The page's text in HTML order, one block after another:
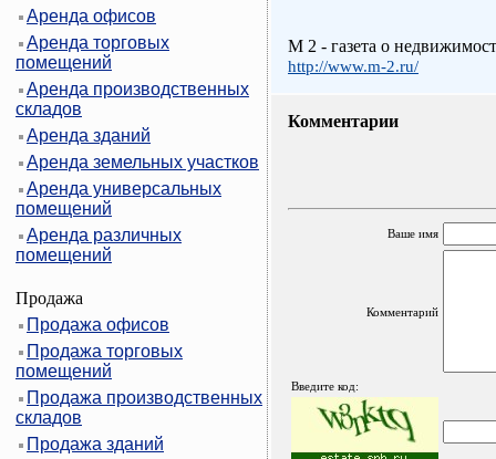
Аренда офисов
Аренда торговых
помещений
Аренда производственных
складов
Аренда зданий
Аренда земельных участков
Аренда универсальных
помещений
Аренда различных
помещений
Продажа
Продажа офисов
Продажа торговых
помещений
Продажа производственных
складов
Продажа зданий
M 2 - газета о
http://www.m-2.ru/
Комментарии
Ваше имя
Комментарий
Введите код: